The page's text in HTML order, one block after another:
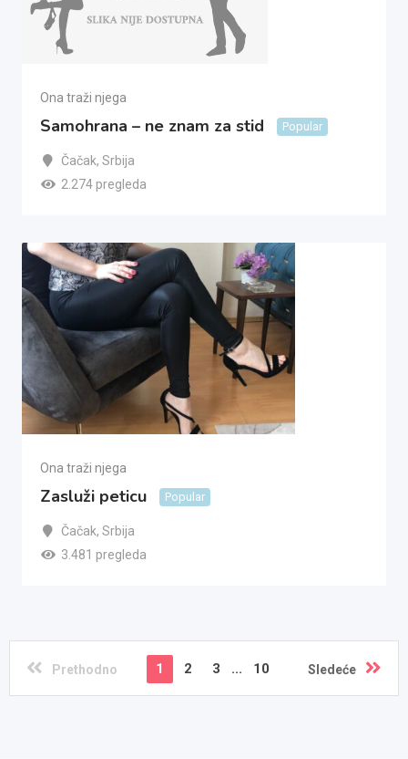
Ona traži njega
Samohrana – ne znam za stid Popular
Čačak, Srbija
2.274 pregleda
Ona traži njega
Zasluži peticu Popular
Čačak, Srbija
3.481 pregleda
Prethodno 1 2 3 ... 10 Sledeće